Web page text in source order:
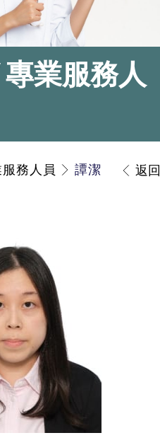
業服務人
務人員
譚潔
返回